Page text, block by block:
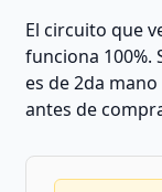
El circuito que
funciona 100%.
es de 2da
antes de